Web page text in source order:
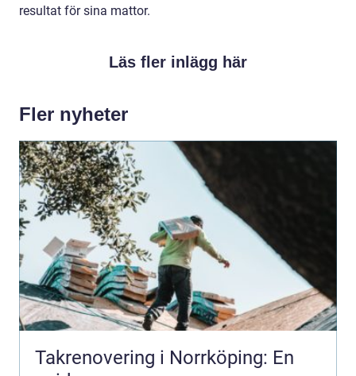
resultat för sina mattor.
Läs fler inlägg här
Fler nyheter
Takrenovering i Norrköping: En